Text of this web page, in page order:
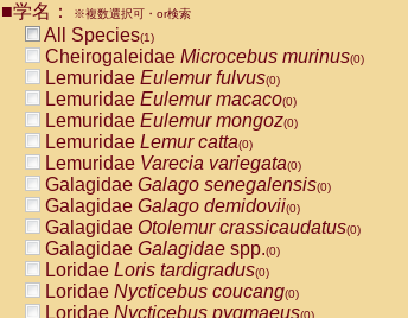
CebidaeCebus nigrivittatus
CebidaeCebus
CebidaeSaimiri boliviensis(0)
CebidaeSaimiri sciureus(0)
AtelidaeAlouatta caraya(0)
AtelidaeAlouatta fusca(0)
AtelidaeAlouatta seniculus
AtelidaeAlouattaspp.(0)
AtelidaeAteles belzebuth(0)
AtelidaeAteles geoffroyi(0)
AtelidaeAteles paniscus(0)
AtelidaeAtelesspp.(0)
Atelidae Lagothrix lagothricha
AtelidaeLagothrix lagothricha cana
PitheciidaeCacajao calvus rubicundus
■学名： ※複数選択可・or検索
All Species(1)
Cheirogaleidae Microcebus murinus(0)
Lemuridae Eulemur fulvus(0)
Lemuridae Eulemur macaco(0)
Lemuridae Eulemur mongoz(0)
Lemuridae Lemur catta(0)
Lemuridae Varecia variegata(0)
Galagidae Galago senegalensis(0)
Galagidae Galago demidovii(0)
Galagidae Otolemur crassicaudatus(0)
Galagidae Galagidae spp.(0)
Loridae Loris tardigradus(0)
Loridae Nycticebus coucang(0)
Loridae Nycticebus pygmaeus(0)